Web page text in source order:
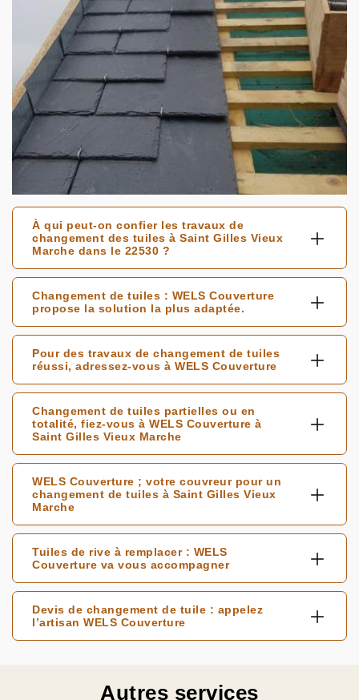
À qui peut-on confier les travaux de
changement des tuiles à Saint Gilles Vieux
Marche dans le 22530 ?
Changement de tuiles : WELS Couverture
propose la solution la plus adaptée.
Pour des travaux de changement de tuiles
réussi, adressez-vous à WELS Couverture
Changement de tuiles partielles ou en
totalité, fiez-vous à WELS Couverture à
Saint Gilles Vieux Marche
WELS Couverture ; votre couvreur pour un
changement de tuiles à Saint Gilles Vieux
Marche
Tuiles de rive à remplacer : WELS
Couverture va vous accompagner
Devis de changement de tuile : appelez
l’artisan WELS Couverture
Autres services